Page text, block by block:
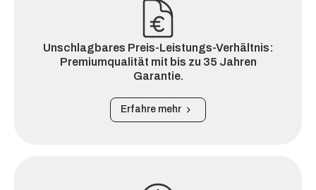
Unschlagbares Preis-Leistungs-Verhältnis:
Premiumqualität mit bis zu 35 Jahren
Garantie.
Erfahre mehr